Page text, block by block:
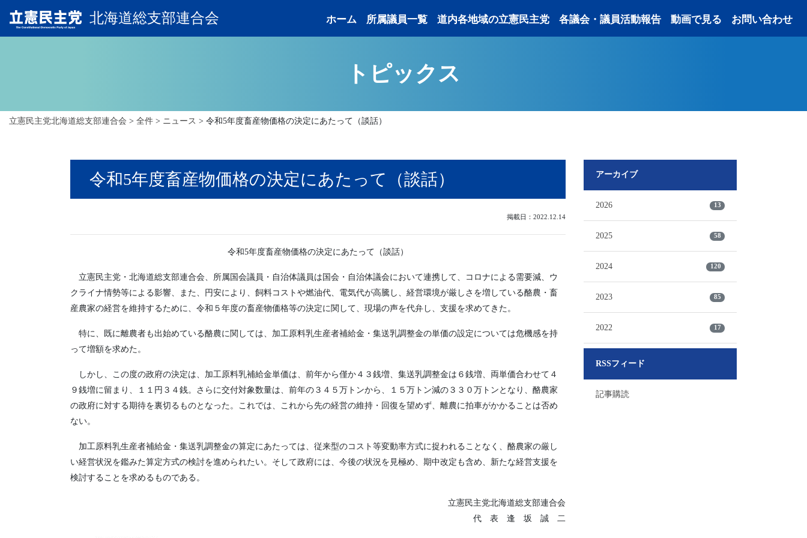
北海道総支部連合会 ホーム 所属議員一覧 道内各地域の立憲民主党 各議会・議員活動報告 動画で見る お問い合わせ
トピックス
立憲民主党北海道総支部連合会 > 全件 > ニュース > 令和5年度畜産物価格の決定にあたって（談話）
令和5年度畜産物価格の決定にあたって（談話）
掲載日：2022.12.14
令和5年度畜産物価格の決定にあたって（談話）
立憲民主党・北海道総支部連合会、所属国会議員・自治体議員は国会・自治体議会において連携して、コロナによる需要減、ウ
クライナ情勢等による影響、また、円安により、飼料コストや燃油代、電気代が高騰し、経営環境が厳しさを増している酪農・畜
産農家の経営を維持するために、令和５年度の畜産物価格等の決定に関して、現場の声を代弁し、支援を求めてきた。
特に、既に離農者も出始めている酪農に関しては、加工原料乳生産者補給金・集送乳調整金の単価の設定については危機感を持
って増額を求めた。
しかし、この度の政府の決定は、加工原料乳補給金単価は、前年から僅か４３銭増、集送乳調整金は６銭増、両単価合わせて４
９銭増に留まり、１１円３４銭。さらに交付対象数量は、前年の３４５万トンから、１５万トン減の３３０万トンとなり、酪農家
の政府に対する期待を裏切るものとなった。これでは、これから先の経営の維持・回復を望めず、離農に拍車がかかることは否め
ない。
加工原料乳生産者補給金・集送乳調整金の算定にあたっては、従来型のコスト等変動率方式に捉われることなく、酪農家の厳し
い経営状況を鑑みた算定方式の検討を進められたい。そして政府には、今後の状況を見極め、期中改定も含め、新たな経営支援を
検討することを求めるものである。
立憲民主党北海道総支部連合会
代 表 逢 坂 誠 二
アーカイブ
2026 13
2025 58
2024 120
2023 85
2022 17
RSSフィード
記事購読